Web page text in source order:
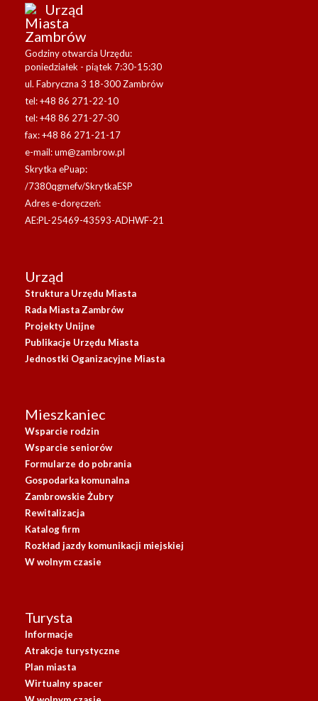
Urząd
Miasta
Zambrów
Godziny otwarcia Urzędu:
poniedziałek - piątek 7:30-15:30
ul. Fabryczna 3 18-300 Zambrów
tel: +48 86 271-22-10
tel: +48 86 271-27-30
fax: +48 86 271-21-17
e-mail:um@zambrow.pl
Skrytka ePuap:
/7380qgmefv/SkrytkaESP
Adres e-doręczeń:
AE:PL-25469-43593-ADHWF-21
Urząd
Struktura Urzędu Miasta
Rada Miasta Zambrów
Projekty Unijne
Publikacje Urzędu Miasta
Jednostki Oganizacyjne Miasta
Mieszkaniec
Wsparcie rodzin
Wsparcie seniorów
Formularze do pobrania
Gospodarka komunalna
Zambrowskie Żubry
Rewitalizacja
Katalog firm
Rozkład jazdy komunikacji miejskiej
W wolnym czasie
Turysta
Informacje
Atrakcje turystyczne
Plan miasta
Wirtualny spacer